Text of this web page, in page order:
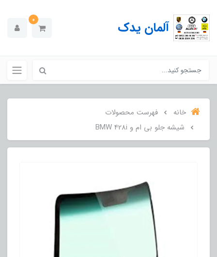
آلمان یدک 0
خانه
فهرست محصولات
شیشه جلو بی ام و BMW 428i